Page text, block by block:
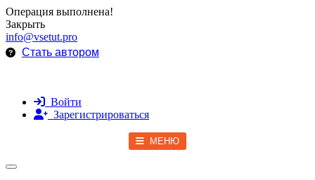
Операция выполнена!
Закрыть
info@vsetut.pro
Стать автором
Войти
Зарегистрироваться
МЕНЮ
Toggle navigation